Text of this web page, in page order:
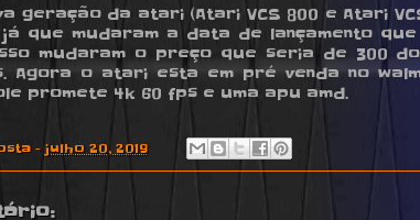
geração da atari (Atari VCS 800 e Atari
que mudaram a data de lançamento
mudaram o preço que seria de 300
Agora o atari esta em pré venda no
promete 4k 60 fps e uma apu amd.
- julho 20, 2019